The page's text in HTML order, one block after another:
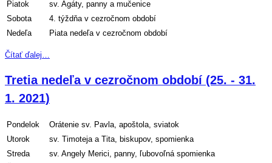
Piatok
sv. Agáty, panny a mučenice
Sobota
4. týždňa v cezročnom období
Nedeľa
Piata nedeľa v cezročnom období
Čítať ďalej…
Tretia nedeľa v cezročnom období (25. - 31.
1. 2021)
Pondelok
Orátenie sv. Pavla, apoštola, sviatok
Utorok
sv. Timoteja a Tita, biskupov, spomienka
Streda
sv. Angely Merici, panny, ľubovoľná spomienka